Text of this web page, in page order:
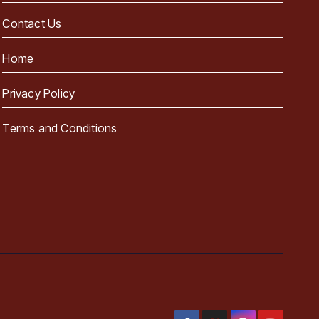
Contact Us
Home
Privacy Policy
Terms and Conditions